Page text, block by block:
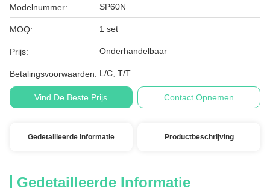
Modelnummer: SP60N
MOQ: 1 set
Prijs: Onderhandelbaar
Betalingsvoorwaarden: L/C, T/T
Vind De Beste Prijs Contact Opnemen
Gedetailleerde Informatie Productbeschrijving
Gedetailleerde Informatie